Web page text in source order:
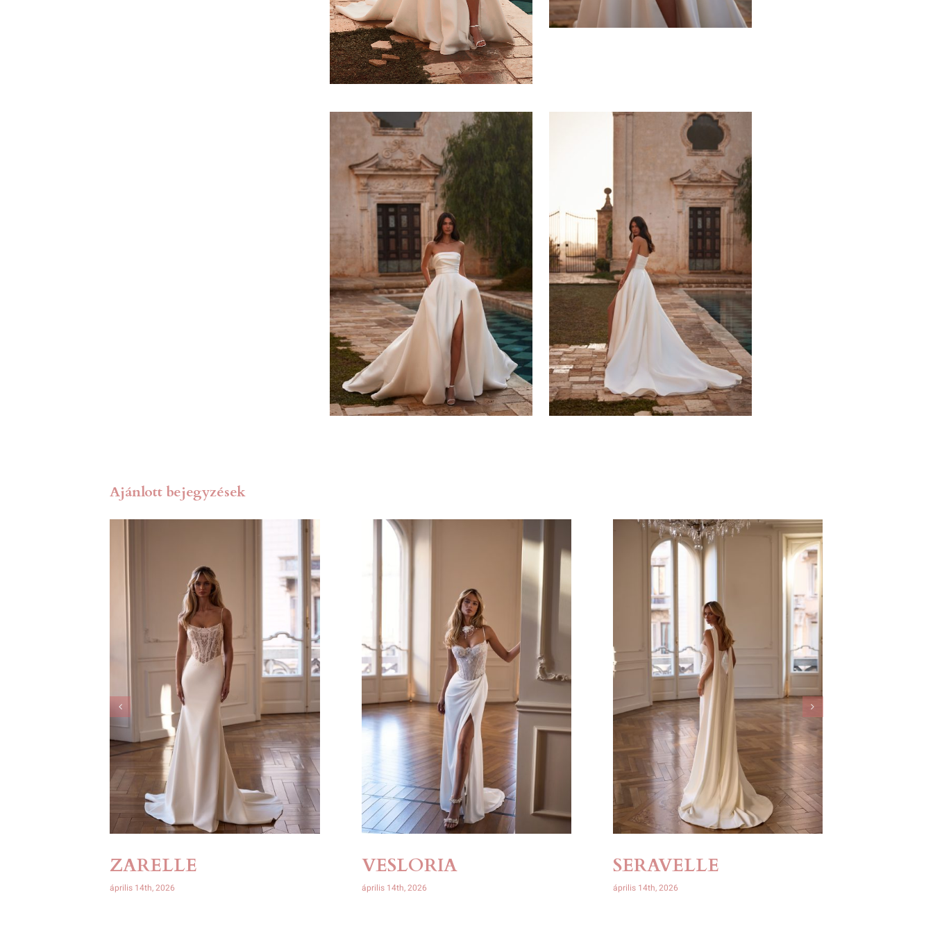
Ajánlott bejegyzések
ZARELLE
április 14th, 2026
VESLORIA
április 14th, 2026
SERAVELLE
április 14th, 2026